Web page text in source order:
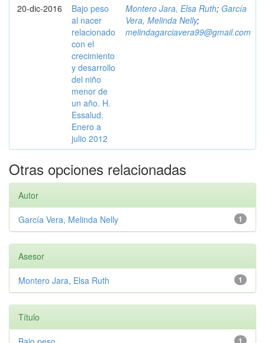
20-dic-2016
Bajo peso
al nacer
relacionado
con el
crecimiento
y desarrollo
del niño
menor de
un año. H.
Essalud.
Enero a
julio 2012
Montero Jara, Elsa Ruth; García
Vera, Melinda Nelly;
melindagarciavera99@gmail.com
Otras opciones relacionadas
Autor
1
García Vera, Melinda Nelly
Asesor
1
Montero Jara, Elsa Ruth
Título
1